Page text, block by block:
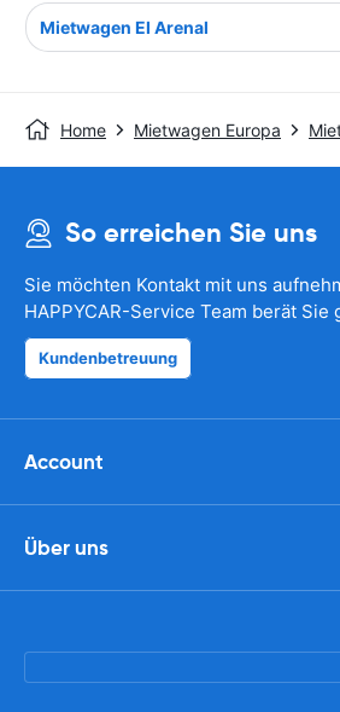
Mietwagen El Arenal
Home Mietwagen Europa
So erreichen Sie uns
Sie möchten Kontakt mit uns
HAPPYCAR-Service Team berät Sie
Kundenbetreuung
Account
Über uns